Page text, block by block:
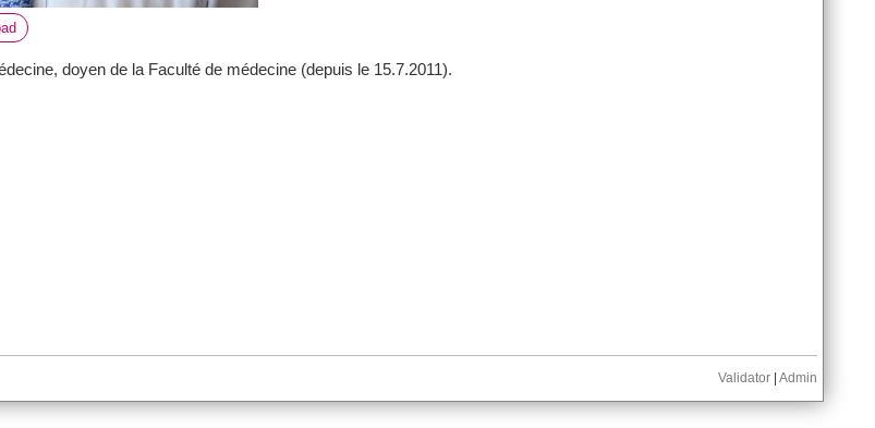
doyen de la Faculté de médecine (depuis le 15.7.2011).
Validator Admin